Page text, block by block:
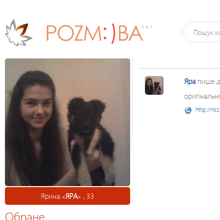
Ярина «ЯРА» , 33
Обране
Яра пише
http://